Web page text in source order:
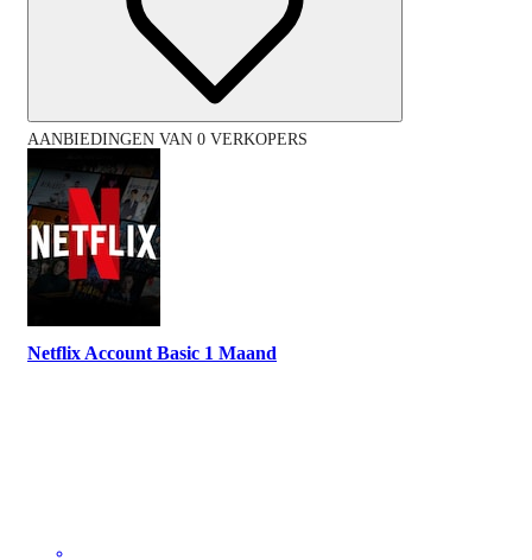
AANBIEDINGEN VAN 0 VERKOPERS
Netflix Account Basic 1 Maand